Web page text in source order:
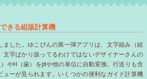
きる組版計算機
ました。ゆこびんの第一弾アプリは、文字組み（組
文字ばかり扱ってるわけではないデザイナーさんの
やH（歯）をptや他の単位に自動変換。行送りも含
ューが見られます。いくつかの便利なガイド計算機